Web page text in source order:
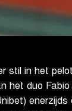
stil in het
het duo